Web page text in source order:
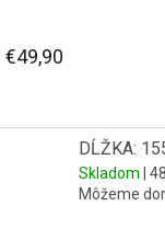
€49,90
DĹŽKA:
Skladom |
Môžeme